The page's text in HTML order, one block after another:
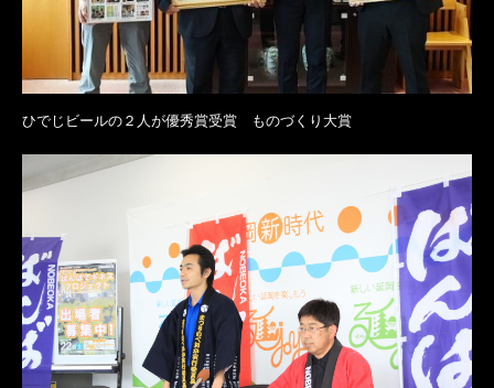
ひでじビールの２人が優秀賞受賞 ものづくり大賞